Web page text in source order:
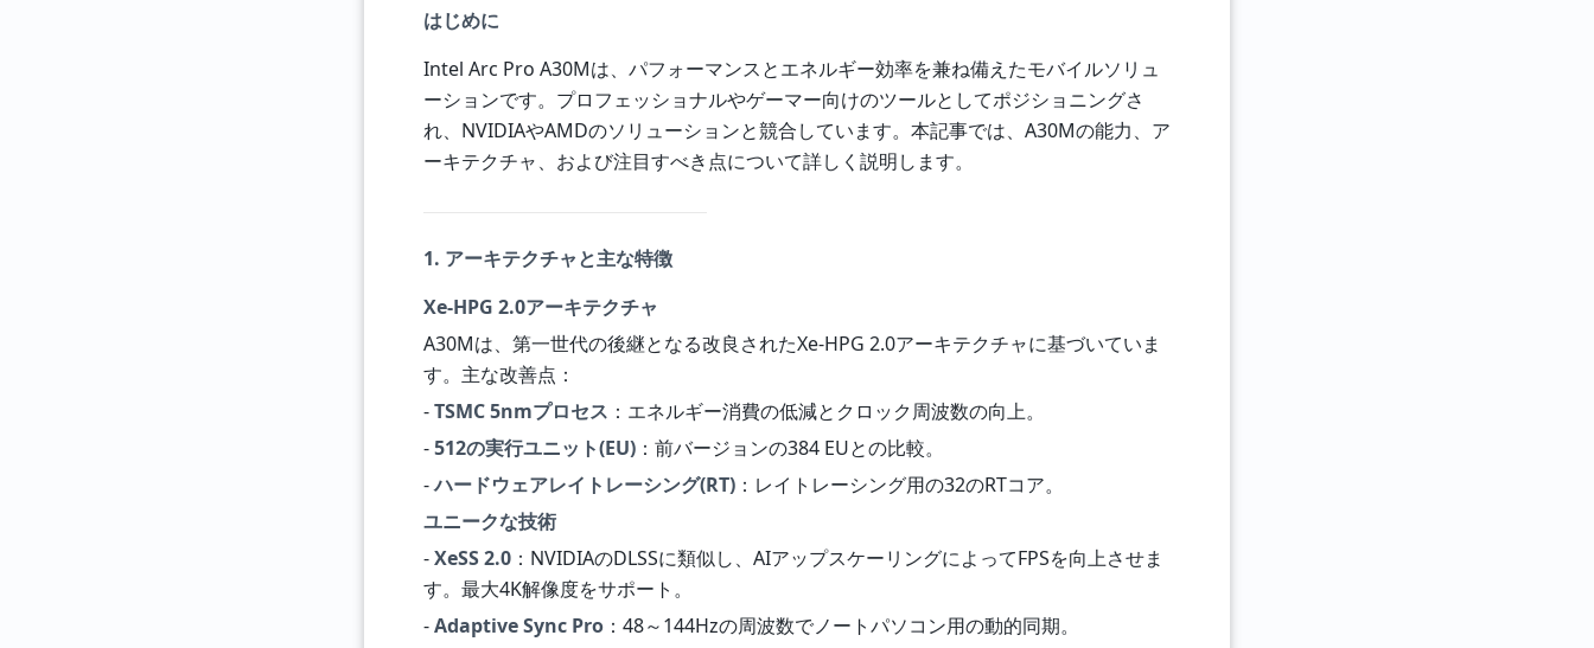
はじめに
Intel Arc Pro A30Mは、パフォーマンスとエネルギー効率を兼ね備えたモバイルソリュ
ーションです。プロフェッショナルやゲーマー向けのツールとしてポジショニングさ
れ、NVIDIAやAMDのソリューションと競合しています。本記事では、A30Mの能力、ア
ーキテクチャ、および注目すべき点について詳しく説明します。
1. アーキテクチャと主な特徴
Xe-HPG 2.0アーキテクチャ
A30Mは、第一世代の後継となる改良されたXe-HPG 2.0アーキテクチャに基づいていま
す。主な改善点：
-TSMC 5nmプロセス ：エネルギー消費の低減とクロック周波数の向上。
-512の実行ユニット(EU) ：前バージョンの384 EUとの比較。
-ハードウェアレイトレーシング(RT) ：レイトレーシング用の32のRTコア。
ユニークな技術
-XeSS 2.0 ：NVIDIAのDLSSに類似し、AIアップスケーリングによってFPSを向上させま
す。最大4K解像度をサポート。
-Adaptive Sync Pro ：48～144Hzの周波数でノートパソコン用の動的同期。